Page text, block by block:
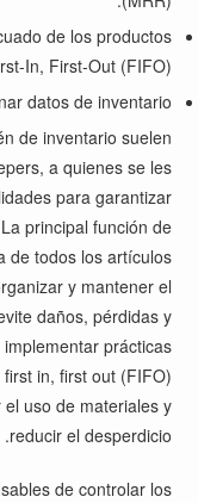
de los productos
In, First-Out (FIFO).
datosde inventario
de inventario suelen
a quienes se les
para garantizar
principal función de
de todos los artículos
y mantener el
daños, pérdidas y
prácticas
in, first out (FIFO)
uso de materiales y
reducir el desperdicio.
de controlar los